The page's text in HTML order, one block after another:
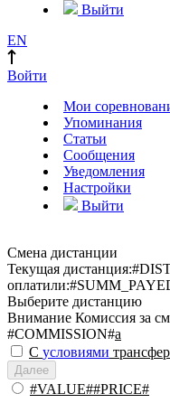
Выйти
EN
Войти
Мои
Упоминания
Статьи
Сообщения
Уведомления
Настройки
Выйти
Смена дистанции
Текущая дистанция:
оплатили:
Выберите дистанцию
Внимание Комиссия за
#COMMISSION#a
С условиями
Далее
#VALUE##PRICE#